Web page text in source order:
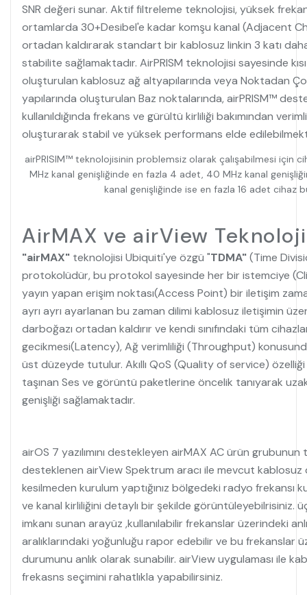
SNR değeri sunar. Aktif filtreleme teknolojisi, yüksek
ortamlarda 30+Desibel'e kadar komşu kanal (Adjacent
ortadan kaldırarak standart bir kablosuz linkin 3 katı
stabilite sağlamaktadır. AirPRISM teknolojisi sayesinde
oluşturulan kablosuz ağ altyapılarında veya Noktadan
yapılarında oluşturulan Baz noktalarında, airPRISM™
kullanıldığında frekans ve gürültü kirliliği bakımından
oluşturarak stabil ve yüksek performans elde
airPRISIM™ teknolojisinin problemsiz olarak çalışabilmesi için
MHz kanal genişliğinde en fazla 4 adet, 40 MHz kanal
kanal genişliğinde ise en fazla 16 adet cihaz
AirMAX ve airView
"airMAX" teknolojisi Ubiquiti'ye özgü "TDMA"(Time
protokolüdür, bu protokol sayesinde her bir istemciye
yayın yapan erişim noktası(Access Point) bir iletişim
ayrı ayrı ayarlanan bu zaman dilimi kablosuz iletişimin
darboğazı ortadan kaldırır ve kendi sınıfındaki tüm
gecikmesi(Latency), Ağ verimliliği (Throughput)
üst düzeyde tutulur. Akıllı QoS (Quality of service) özelliği
taşınan Ses ve görüntü paketlerine öncelik tanıyarak
genişliği sağlamaktadır.
airOS 7 yazılımını destekleyen airMAX AC ürün grubunun
desteklenen airView Spektrum aracı ile mevcut
kesilmeden kurulum yaptığınız bölgedeki radyo frekansı
ve kanal kirliliğini detaylı bir şekilde görüntüleyebilrisiniz.
imkanı sunan arayüz ,kullanılabilir frekanslar üzerindeki
aralıklarındaki yoğunluğu rapor edebilir ve bu frekanslar
durumunu anlık olarak sunabilir. airView uygulaması ile
frekasns seçimini rahatlıkla yapabilirsiniz.